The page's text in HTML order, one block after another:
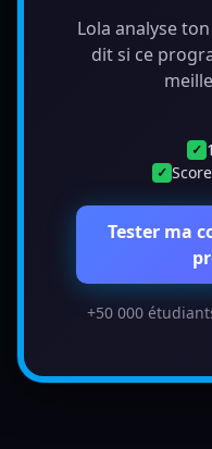
Lola analyse
dit si ce
✓
✓
Tester ma
+50 000